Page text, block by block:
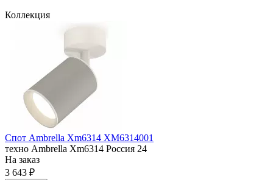
Коллекция
Спот Ambrella Xm6314 XM6314001
техно Ambrella Xm6314 Россия 24
На заказ
3 643 ₽